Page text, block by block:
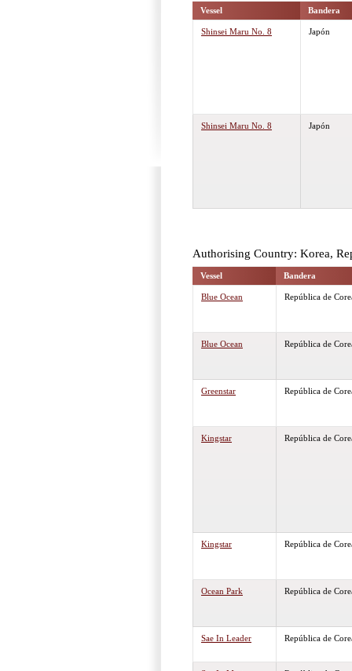
Vessel Bandera
Shinsei Maru No. 8 Japón
Shinsei Maru No. 8 Japón
Authorising Country: Korea,
Vessel Bandera
Blue Ocean República de
Blue Ocean República de
Greenstar República de
Kingstar República de
Kingstar República de
Ocean Park República de
Sae In Leader República de